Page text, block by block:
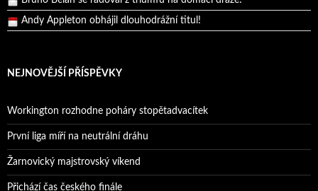
Andy Appleton obhájil dlouhodrážní titul!
Reprezentační dvojice brala český titul!
NEJNOVĚJŠÍ PŘÍSPĚVKY
Workington rozhodne poháry stopětadvacítek
První liga míří na neutrální dráhu
Žarnovický majstrovský víkend
Přichází čas českého finále